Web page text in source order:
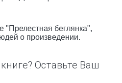
"Прелестная беглянка",
о произведении.
Оставьте Ваш